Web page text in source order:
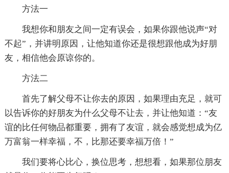
方法一
我想你和朋友之间一定有误会，如果你跟他说声“对
不起”，并讲明原因，让他知道你还是很想跟他成为好朋
友，相信他会原谅你的。
方法二
首先了解父母不让你去的原因，如果理由充足，就可
以告诉你的好朋友为什么父母不让去，并让他知道：“友
谊的比任何物品都重要，拥有了友谊，就会感觉想成为亿
万富翁一样幸福，不，比那还要幸福万倍！”
我们要将心比心，换位思考，想想看，如果那位朋友